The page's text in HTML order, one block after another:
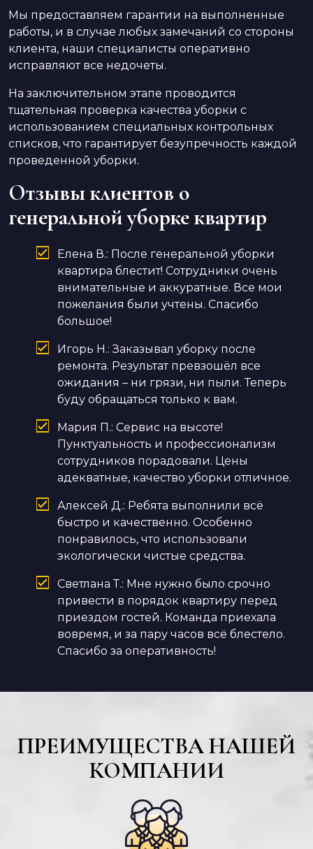
Мы предоставляем гарантии на выполненные
работы, и в случае любых замечаний со стороны
клиента, наши специалисты оперативно
исправляют все недочеты.
На заключительном этапе проводится
тщательная проверка качества уборки с
использованием специальных контрольных
списков, что гарантирует безупречность каждой
проведенной уборки.
Отзывы клиентов о
генеральной уборке квартир
Елена В.: После генеральной уборки
квартира блестит! Сотрудники очень
внимательные и аккуратные. Все мои
пожелания были учтены. Спасибо
большое!
Игорь Н.: Заказывал уборку после
ремонта. Результат превзошёл все
ожидания – ни грязи, ни пыли. Теперь
буду обращаться только к вам.
Мария П.: Сервис на высоте!
Пунктуальность и профессионализм
сотрудников порадовали. Цены
адекватные, качество уборки отличное.
Алексей Д.: Ребята выполнили всё
быстро и качественно. Особенно
понравилось, что использовали
экологически чистые средства.
Светлана Т.: Мне нужно было срочно
привести в порядок квартиру перед
приездом гостей. Команда приехала
вовремя, и за пару часов всё блестело.
Спасибо за оперативность!
ПРЕИМУЩЕСТВА НАШЕЙ
КОМПАНИИ